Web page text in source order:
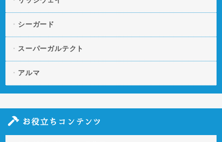
シーガード
スーパーガルテクト
アルマ
お役立ちコンテンツ